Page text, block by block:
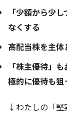
「少額から少
なくする
高配当株を主
「株主優待」
極的に優待も狙
↓わたしの「堅